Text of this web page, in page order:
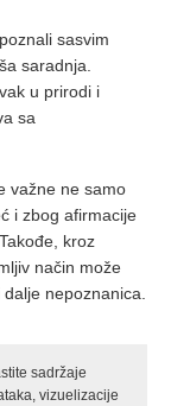
sasvim
saradnja.
u prirodi i
sa
važne ne samo
i zbog afirmacije
kroz
način može
nepoznanica.
sadržaje
vizuelizacije